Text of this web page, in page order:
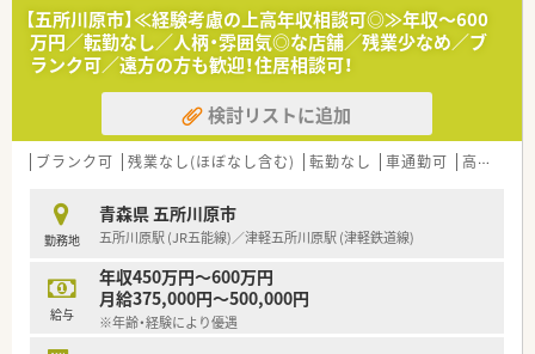
【五所川原市】≪経験考慮の上高年収相談可◎≫年収～600
万円／転勤なし／人柄・雰囲気◎な店舗／残業少なめ／ブ
ランク可／遠方の方も歓迎！住居相談可！
検討リストに追加
ブランク可 残業なし(ほぼなし含む) 転勤なし 車通勤可 高給与(600万円以上)
勤務地
青森県 五所川原市
五所川原駅 (JR五能線)／津軽五所川原駅 (津軽鉄道線)
給与
年収450万円～600万円
月給375,000円～500,000円
※年齢・経験により優遇